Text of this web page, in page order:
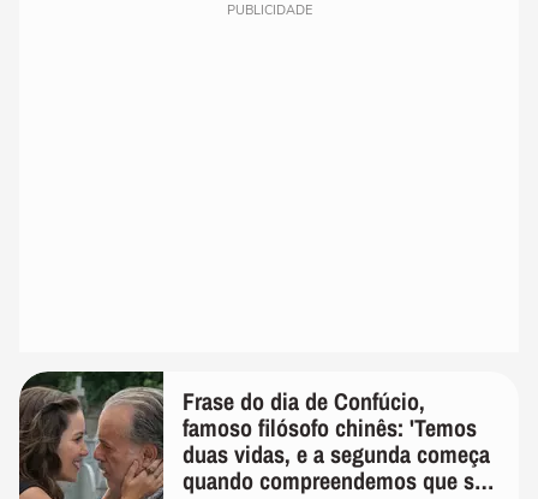
PUBLICIDADE
Frase do dia de Confúcio,
famoso filósofo chinês: 'Temos
duas vidas, e a segunda começa
quando compreendemos que só